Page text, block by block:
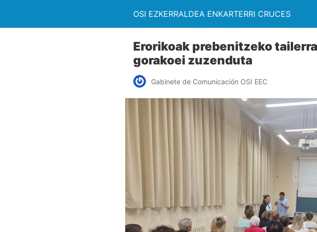
OSI EZKERRALDEA ENKARTERRI CRUCES
Erorikoak prebenitzeko
gorakoei zuzenduta
Gabinete de Comunicación OSI EEC